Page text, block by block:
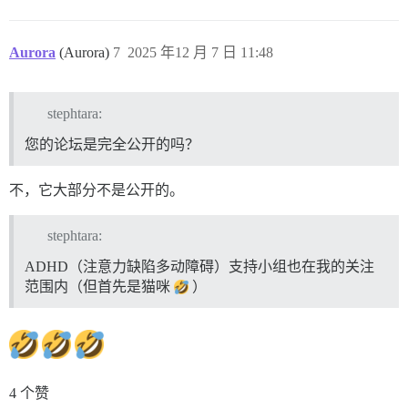
Aurora (Aurora) 2025 年12 月 7 日 11:48
7
stephtara:
您的论坛是完全公开的吗？
不，它大部分不是公开的。
stephtara:
ADHD（注意力缺陷多动障碍）支持小组也在我的关注
范围内（但首先是猫咪
）
4 个赞